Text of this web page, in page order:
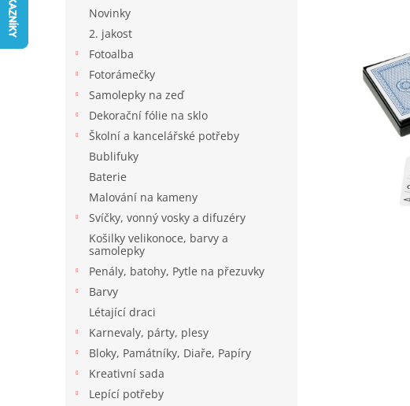
Novinky
2. jakost
Fotoalba
Fotorámečky
Samolepky na zeď
Dekorační fólie na sklo
Školní a kancelářské potřeby
Bublifuky
Baterie
Malování na kameny
Svíčky, vonný vosky a difuzéry
Košilky velikonoce, barvy a
samolepky
Penály, batohy, Pytle na přezuvky
Barvy
Létající draci
Karnevaly, párty, plesy
Bloky, Památníky, Diaře, Papíry
Kreativní sada
Lepící potřeby
hvězdiček.